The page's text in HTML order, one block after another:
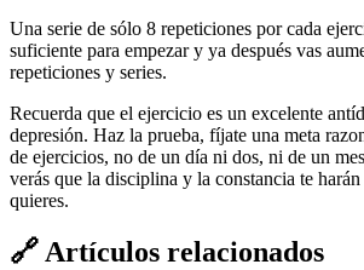
Una serie de sólo 8 repeticiones por cada
suficiente para empezar y ya después vas
repeticiones y series.
Recuerda que el ejercicio es un excelente
depresión. Haz la prueba, fíjate una meta
de ejercicios, no de un día ni dos, ni de un
verás que la disciplina y la constancia te
quieres.
🔗 Artículos relacionados